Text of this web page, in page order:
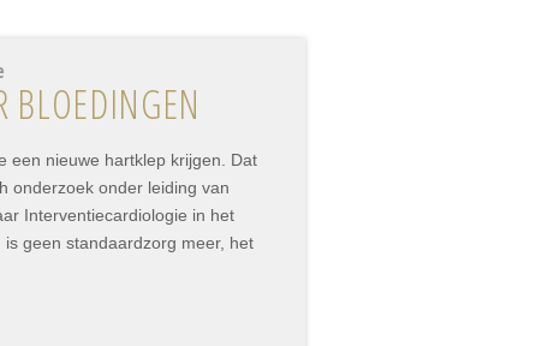
BLOEDINGEN
een nieuwe hartklep krijgen. Dat
onderzoek onder leiding van
Interventiecardiologie in het
geen standaardzorg meer, het